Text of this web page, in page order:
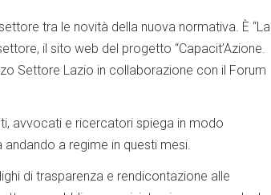
tra le novità della nuova normativa. È “La
il sito web del progetto “Capacit’Azione.
Settore Lazio in collaborazione con il Forum
avvocati e ricercatori spiega in modo
a regime in questi mesi.
di trasparenza e rendicontazione alle